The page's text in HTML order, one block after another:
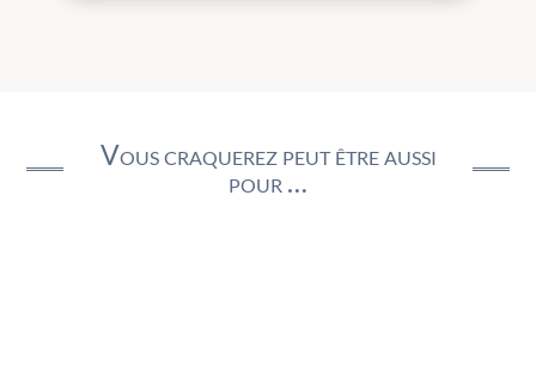
Vous craquerez peut être aussi
pour …